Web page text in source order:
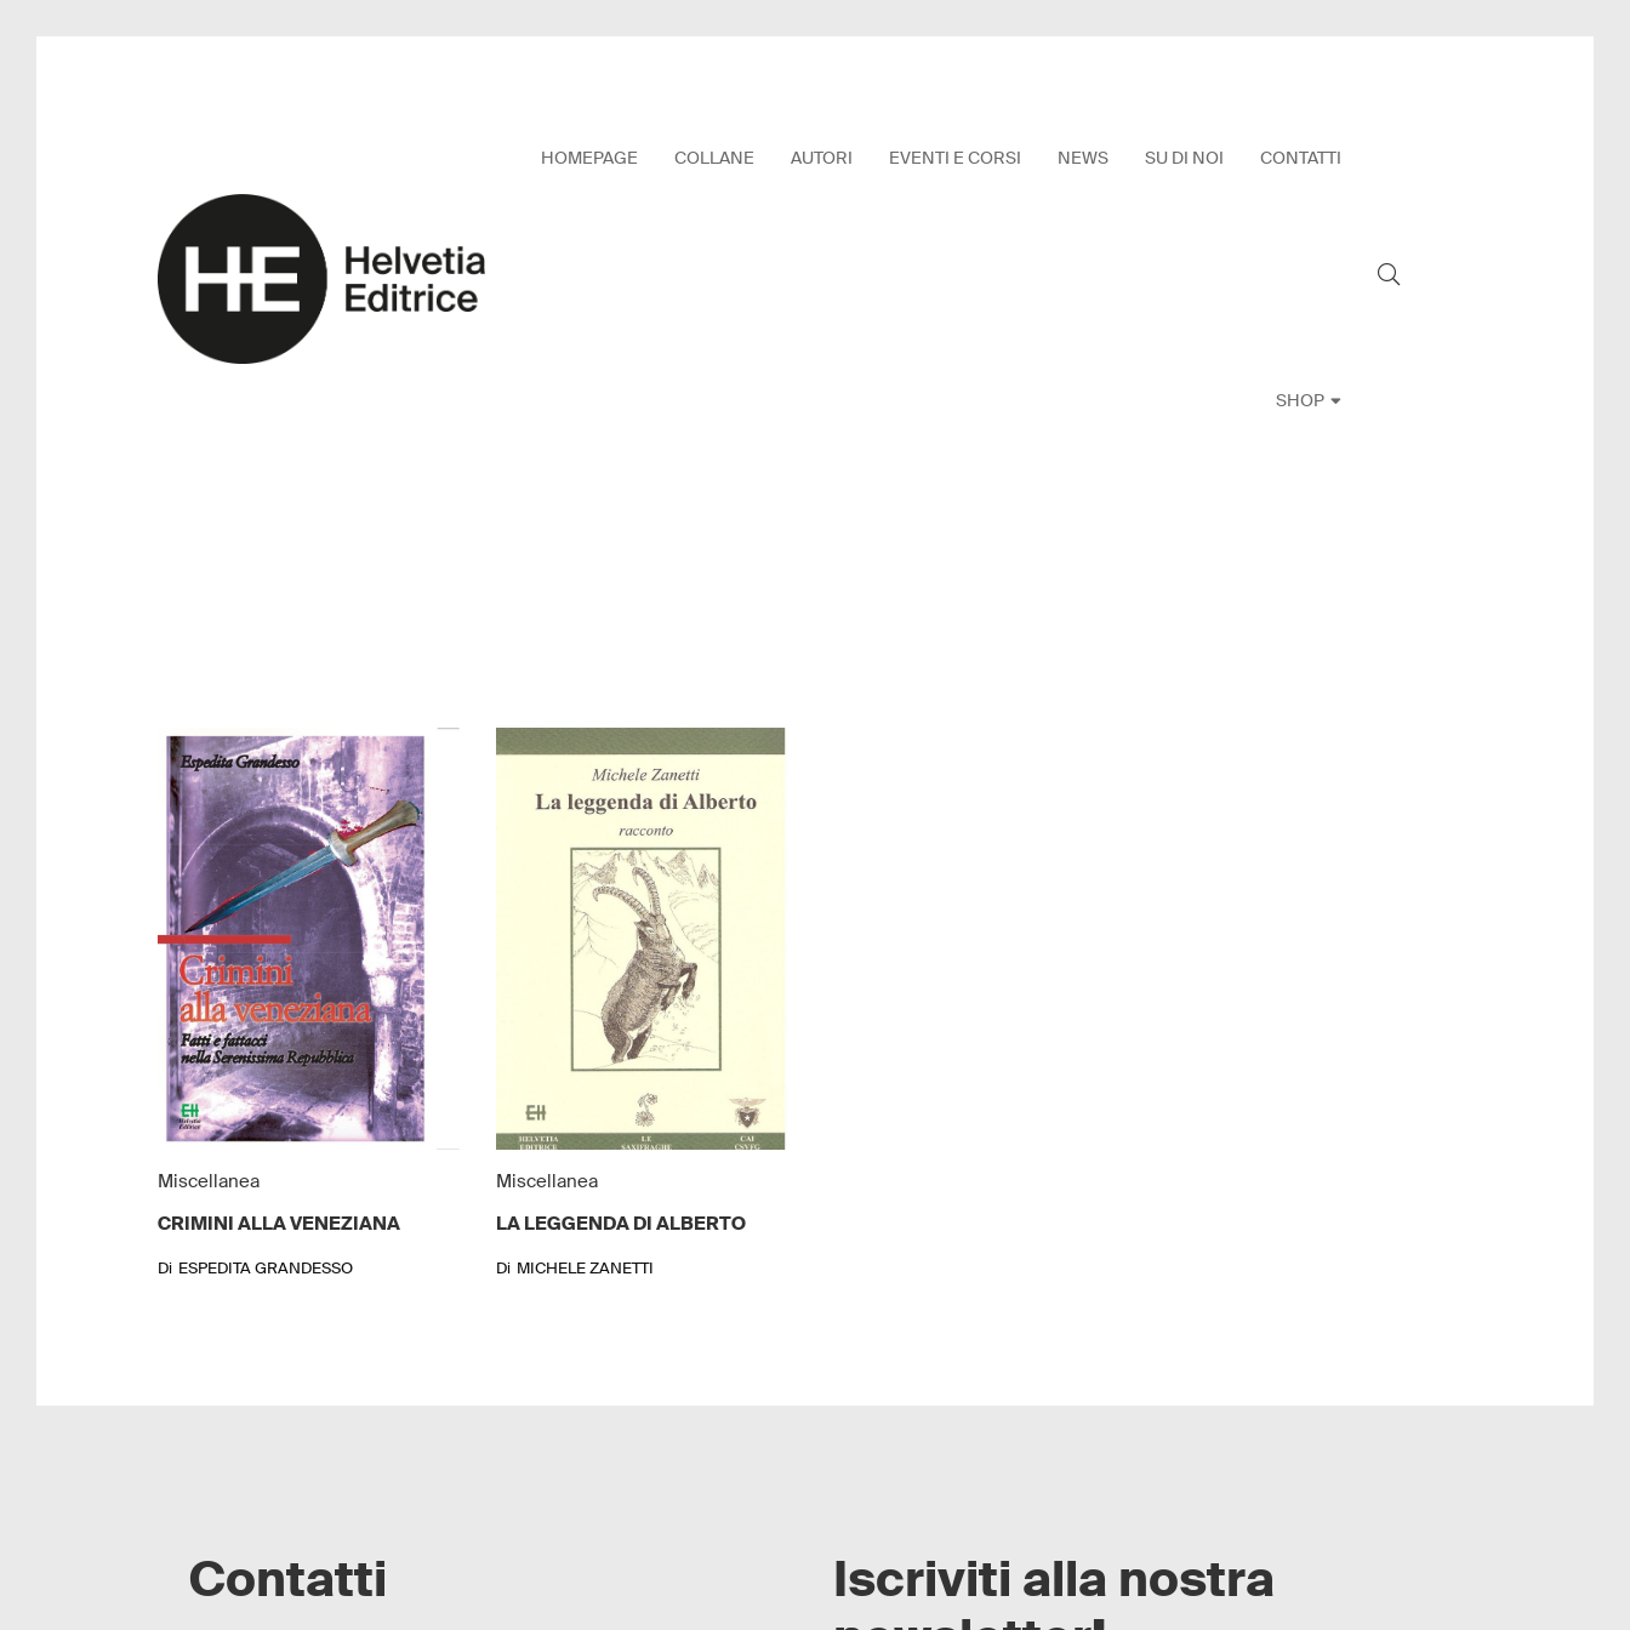
HOMEPAGE COLLANE AUTORI EVENTI E CORSI NEWS SU DI NOI CONTATTI
SHOP
CRIMINI ALLA VENEZIANA
Miscellanea
Di ESPEDITA GRANDESSO
LA LEGGENDA DI ALBERTO
Miscellanea
Di MICHELE ZANETTI
Contatti
Iscriviti alla nostra